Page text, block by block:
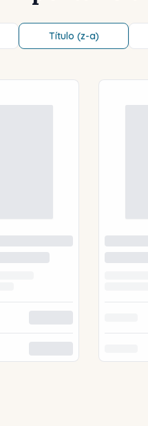
Título (z-a)